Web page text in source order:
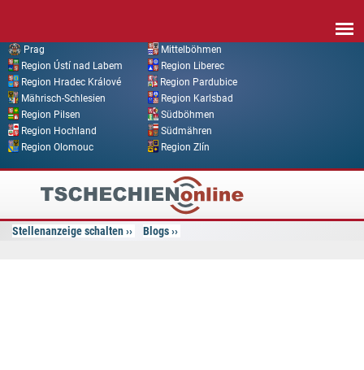
Prag
Mittelböhmen
Region Ústí nad Labem
Region Liberec
Region Hradec Králové
Region Pardubice
Mährisch-Schlesien
Region Karlsbad
Region Pilsen
Südböhmen
Region Hochland
Südmähren
Region Olomouc
Region Zlín
Tschechien
Online
Stellenanzeige schalten Blogs